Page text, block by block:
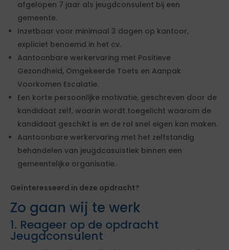
afgelopen 7 jaar als jeugdconsulent bij een
gemeente.
Inzetbaar voor minimaal 3 dagen op kantoor,
expliciet benoemd in het cv.
Aantoonbare werkervaring met Positieve
Gezondheid, Omgekeerde Toets en Aanpak
Voorkomen Escalatie.
Een korte persoonlijke motivatie, geschreven door de
kandidaat zelf, waarin wordt toegelicht waarom de
kandidaat geschikt is en de rol snel eigen kan maken.
Aantoonbare werkervaring met het zelfstandig
behandelen van jeugdcasuïstiek binnen een
gemeentelijke organisatie.
Geïnteresseerd in deze opdracht?
Zo gaan wij te werk
1. Reageer op de opdracht
Jeugdconsulent